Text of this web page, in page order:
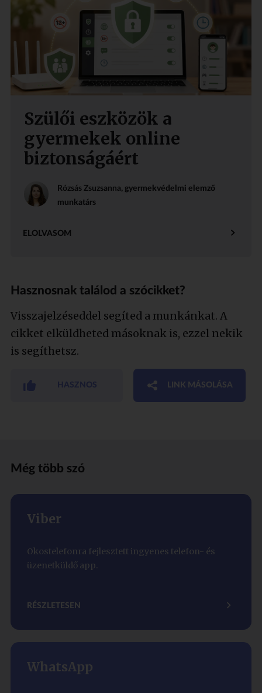
Szülői eszközök a
gyermekek online
biztonságáért
Rózsás Zsuzsanna, gyermekvédelmi elemző
munkatárs
ELOLVASOM
Hasznosnak találod a szócikket?
Visszajelzéseddel segíted a munkánkat. A
cikket elküldheted másoknak is, ezzel nekik
is segíthetsz.
HASZNOS LINK MÁSOLÁSA
Még több szó
Viber
Okostelefonra fejlesztett ingyenes telefon- és
üzenetküldő app.
RÉSZLETESEN
WhatsApp